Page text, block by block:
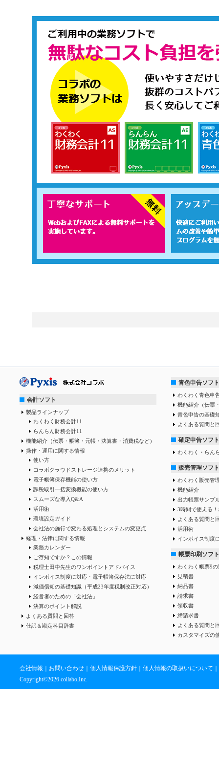
会計ソフト
製品ラインナップ
わくわく財務会計11
らんらん財務会計11
機能紹介（伝票・帳簿・元帳・決算書・消費税など）
操作・運用に関する情報
使い方
コラボクラウドストレージ連携のメリット
電子帳簿保存機能の使い方
課税取引一括変換機能の使い方
スムーズな導入Q&A
活用術
環境設定ガイド
会社法の施行で変わる処理とシステムの変更点
経理・法律に関する情報
業務カレンダー
ご存知ですか？この情報
税理士田中先生のワンポイントアドバイス
インボイス制度に対応・電子帳簿保存法に対応
減価償却の基礎知識（平成23年度税制改正対応）
経営者のための「会社法」
決算のポイント解説
よくある質問と回答
仕訳＆勘定科目辞書
青色申告ソフト
わくわく青色申
機能紹介（伝票
青色申告の基礎
よくある質問と
確定申告ソフト
わくわく・らん
販売管理ソフト
わくわく販売管
機能紹介
出力帳票サンプ
3時間で使える
よくある質問と
活用術
インボイス制度
帳票印刷ソフト
わくわく帳票9
見積書
納品書
請求書
領収書
締請求書
よくある質問と
カスタマイズの
会社情報 ｜ お問い合わせ ｜ 個人情報保護方針 ｜ 個人情報の取扱いについて ｜
Copyright©2026 collabo,Inc.